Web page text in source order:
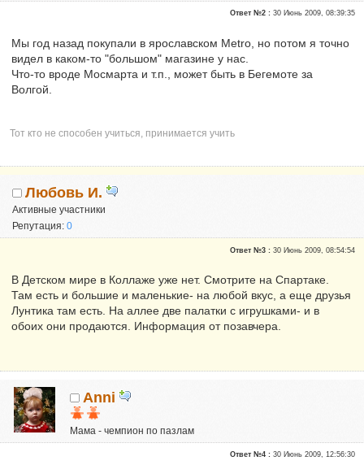
Ответ №2 :30 Июнь 2009, 08:39:35
Мы год назад покупали в ярославском Metro, но потом я точно
видел в каком-то "большом" магазине у нас.
Что-то вроде Мосмарта и т.п., может быть в Бегемоте за
Волгой.
Тот кто не способен учиться, принимается учить
Любовь И.
Активные участники
Репутация:0
Ответ №3 :30 Июнь 2009, 08:54:54
В Детском мире в Коллаже уже нет. Смотрите на Спартаке.
Там есть и большие и маленькие- на любой вкус, а еще друзья
Лунтика там есть. На аллее две палатки с игрушками- и в
обоих они продаются. Информация от позавчера.
Anni
Мама - чемпион по пазлам
Почетные участники
Ответ №4 :30 Июнь 2009, 12:56:30